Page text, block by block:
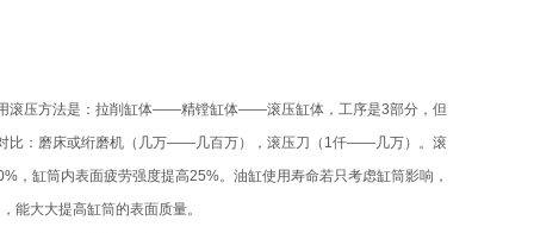
压方法是：拉削缸体——精镗缸体——滚压缸体，工序是3部分，但
比：磨床或绗磨机（几万——几百万），滚压刀（1仟——几万）。滚
，缸筒内表面疲劳强度提高25%。油缸使用寿命若只考虑缸筒影响，
能大大提高缸筒的表面质量。